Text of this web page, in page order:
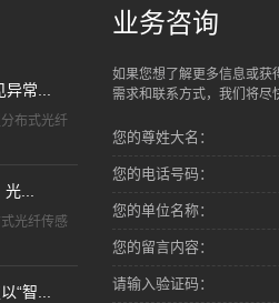
常...
布式光纤
...
光纤传感
“智...
业务咨询
如果您想了解更多信息或获
需求和联系方式，我们将尽
您的尊姓大名：
您的电话号码：
您的单位名称：
您的留言内容：
请输入验证码：